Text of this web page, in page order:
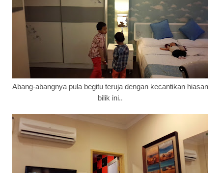
Abang-abangnya pula begitu teruja dengan kecantikan hiasan
bilik ini..